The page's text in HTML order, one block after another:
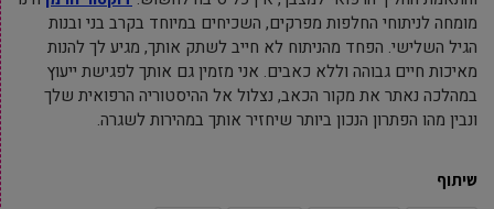
מומחה לניתוחי החלפות מפרקים, השכיחים במיוחד בקרב בני ובנות
הגיל השלישי. הפחד מהניתוח לא חייב לשתק אותך, מגיע לך להנות
מאיכות חיים גבוהה וללא כאבים. אני מזמין גם אותך לפגישת ייעוץ
במהלכה נאתר את מקור הכאב, נצלול אל ההיסטוריה הרפואית שלך
ונבין מהו הפתרון הנכון ביותר שיחזיר אותך במהירות לשגרה.
שיתוף